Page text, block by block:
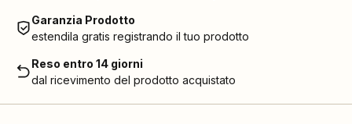
Garanzia Prodotto
estendila gratis registrando il tuo prodotto
Reso entro 14 giorni
dal ricevimento del prodotto acquistato